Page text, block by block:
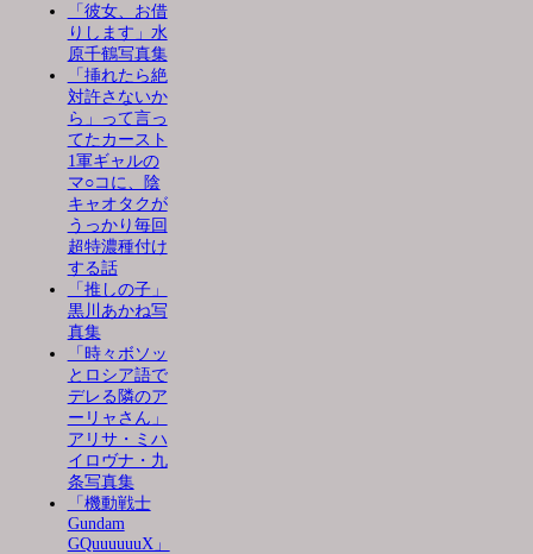
「彼女、お借
りします」水
原千鶴写真集
「挿れたら絶
対許さないか
ら」って言っ
てたカースト
1軍ギャルの
マ○コに、陰
キャオタクが
うっかり毎回
超特濃種付け
する話
「推しの子」
黒川あかね写
真集
「時々ボソッ
とロシア語で
デレる隣のア
ーリャさん」
アリサ・ミハ
イロヴナ・九
条写真集
「機動戦士
Gundam
GQuuuuuuX」